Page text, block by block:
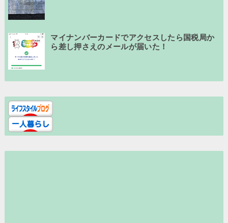
マイナンバーカードでアクセスしたら国税局か
ら差し押さえのメールが届いた！